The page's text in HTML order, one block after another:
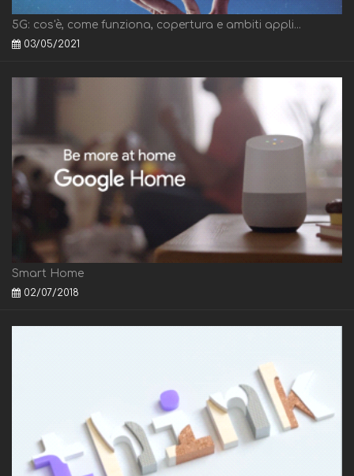
5G: cos'è, come funziona, copertura e ambiti appli...
03/05/2021
Smart Home
02/07/2018